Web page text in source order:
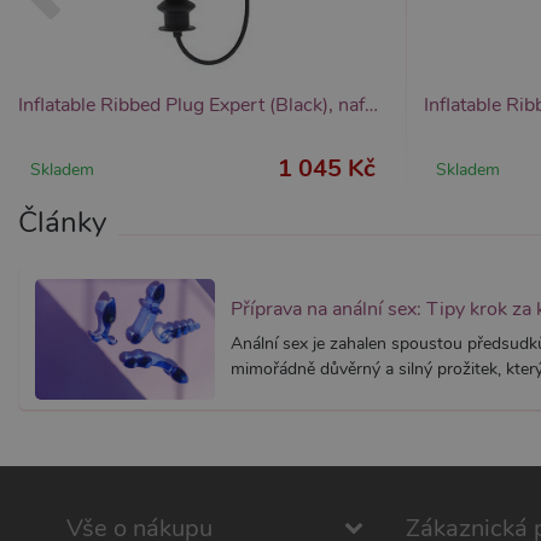
Inflatable Ribbed Plug Expert (Black), nafukovací anální kolík
Skladem 1 045 Kč Skladem
Články
Příprava na anální sex: Tipy krok za
Anální sex je zahalen spoustou
mimořádně důvěrný a silný prožitek,
Vše o nákupu Zákaznická